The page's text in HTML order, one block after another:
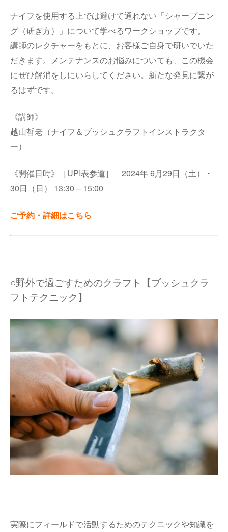
ナイフを使用する上では避けて通れない「シャープニン
グ（研ぎ方）」について学べるワークショップです。
講師のレクチャーをもとに、お客様ご自身で研いでいた
だきます。メンテナンスのお悩みについても、この機会
にぜひ解消をしにいらしてください。新たな発見に繋が
るはずです。
《講師》
越山哲老（ナイフ＆ブッシュクラフトインストラクタ
ー）
《開催日時》
［UPI表参道］ 2024年 6月29日（土）・
30日（日） 13:30 – 15:00
ご予約・詳細はこちら
○野外で過ごすためのクラフト【ブッシュクラ
フトテクニック】
実際にフィールドで活動するためのテクニックや知識を